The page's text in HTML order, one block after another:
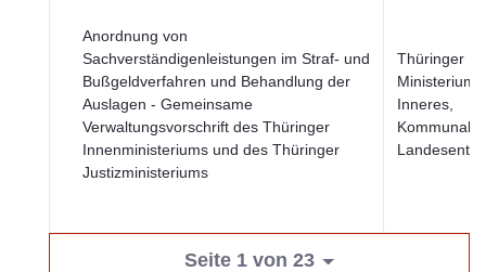
Anordnung von
Sachverständigenleistungen im Straf- und
Bußgeldverfahren und Behandlung der
Auslagen - Gemeinsame
Verwaltungsvorschrift des Thüringer
Innenministeriums und des Thüringer
Justizministeriums
Thüringer
Ministerium
Inneres,
Seite 1 von 23